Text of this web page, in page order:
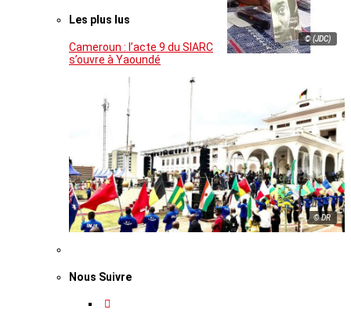
© (JDC)
Les plus lus
Cameroun : l’acte 9 du SIARC
s’ouvre à Yaoundé
© DR
Nous Suivre